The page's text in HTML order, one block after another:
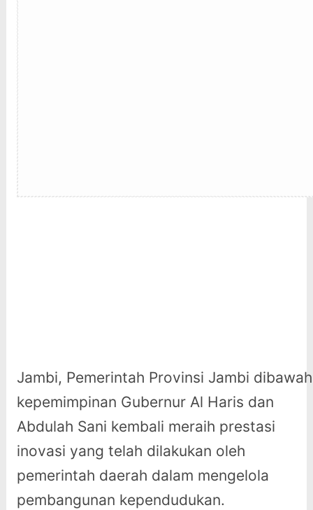
Jambi, Pemerintah Provinsi Jambi dibawah
kepemimpinan Gubernur Al Haris dan
Abdulah Sani kembali meraih prestasi
inovasi yang telah dilakukan oleh
pemerintah daerah dalam mengelola
pembangunan kependudukan.